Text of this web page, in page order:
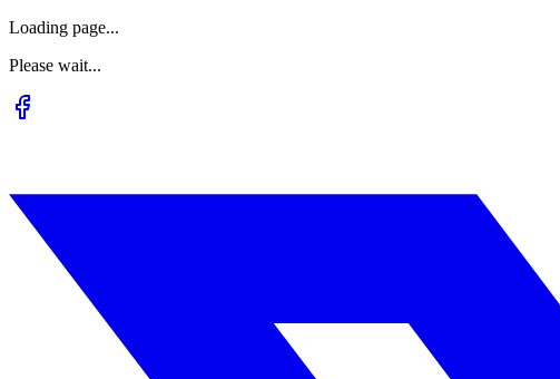
Loading page...
Please wait...